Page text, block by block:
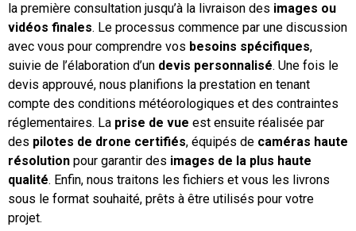
la première consultation jusqu’à la livraison des images ou
vidéos finales. Le processus commence par une discussion
avec vous pour comprendre vos besoins spécifiques,
suivie de l’élaboration d’un devis personnalisé. Une fois le
devis approuvé, nous planifions la prestation en tenant
compte des conditions météorologiques et des contraintes
réglementaires. La prise de vue est ensuite réalisée par
des pilotes de drone certifiés, équipés de caméras haute
résolution pour garantir des images de la plus haute
qualité. Enfin, nous traitons les fichiers et vous les livrons
sous le format souhaité, prêts à être utilisés pour votre
projet.